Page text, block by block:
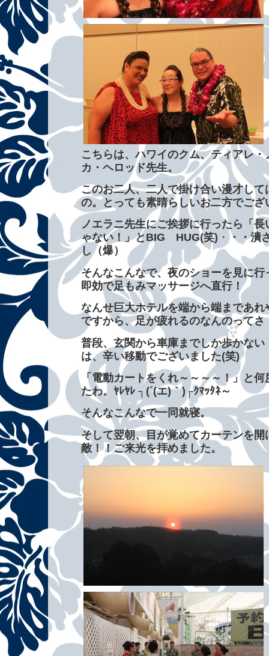
こちらは、ハワイのクム、ティアレ
カ・ヘロッド先生。
このお二人、二人で掛け合い漫才し
の。とっても素晴らしいお二方でござ
ノエラニ先生にご挨拶に行ったら「
ゃない！」とBIG HUG(笑) ・ ・・潰
し（爆）
そんなこんなで、夜のショーを見に
即効で足もみマッサージへ直行！
なんせ巨大ホテルを端から端まであ
ですから、足が疲れるのなんのってさ
普段、玄関から車庫までしか歩かな
は、辛い移動でございました(笑)
「電動カートをくれ～～～～！」と
たわ。 ﾔﾚﾔﾚ ┐(´(エ)｀)┌ｸﾏｯﾀﾈ～
そんなこんなで一同就寝。
そして翌朝、目が覚めてカーテンを
敵！！ご来光を拝めました。